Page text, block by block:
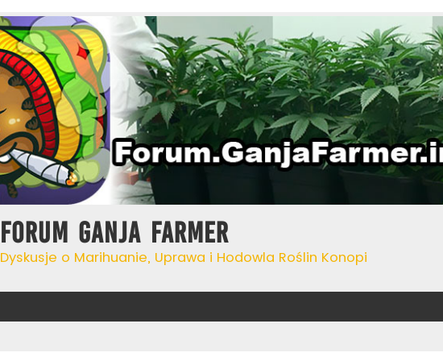
Forum Ganja Farmer
Dyskusje o Marihuanie, Uprawa i Hodowla Roślin Konopi